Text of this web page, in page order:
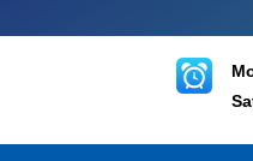
qua